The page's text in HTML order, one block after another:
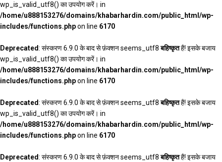
wp_is_valid_utf8() का उपयोग करें। in
/home/u888153276/domains/khabarhardin.com/public_html/wp-
includes/functions.phpon line 6170
Deprecated: संस्करण 6.9.0 के बाद से फ़ंक्शन seems_utf8बहिष्कृतहै! इसके बजाय
wp_is_valid_utf8() का उपयोग करें। in
/home/u888153276/domains/khabarhardin.com/public_html/wp-
includes/functions.phpon line 6170
Deprecated: संस्करण 6.9.0 के बाद से फ़ंक्शन seems_utf8बहिष्कृतहै! इसके बजाय
wp_is_valid_utf8() का उपयोग करें। in
/home/u888153276/domains/khabarhardin.com/public_html/wp-
includes/functions.phpon line 6170
Deprecated: संस्करण 6.9.0 के बाद से फ़ंक्शन seems_utf8बहिष्कृतहै! इसके बजाय